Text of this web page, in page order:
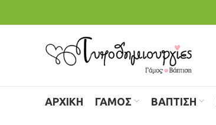
ΑΡΧΙΚΗ ΓΑΜΟΣ ΒΑΠΤΙΣΗ